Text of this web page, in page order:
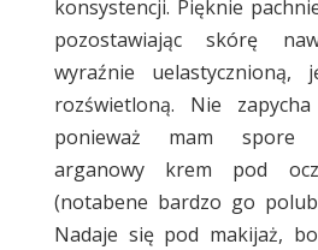
konsystencji. Pięknie
pozostawiając skórę
wyraźnie uelastycznioną,
rozświetloną. Nie
ponieważ mam spore
arganowy krem pod
(notabene bardzo go
Nadaje się pod makijaż,